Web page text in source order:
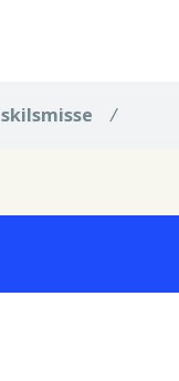
skilsmisse /